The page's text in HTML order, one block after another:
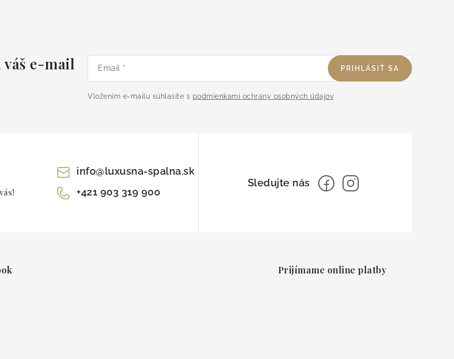
váš e-mail Email
Vložením e-mailu súhlasíte s podmienkami ochrany osobných údajov
PRIHLÁSIŤ SA
info@luxusna-spalna.sk
+421 903 319 900
Prijímame online platby